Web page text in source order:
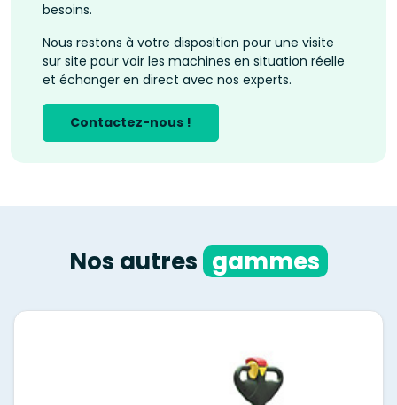
besoins.
Nous restons à votre disposition pour une visite
sur site pour voir les machines en situation réelle
et échanger en direct avec nos experts.
Contactez-nous !
Nos autres gammes